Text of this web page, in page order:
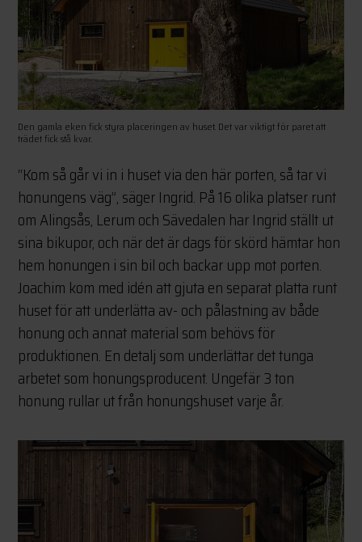
Den gamla eken fick styra placeringen av huset. Det var viktigt för paret att
trädet fick stå kvar.
“Kom så går vi in i huset via den här porten, så tar vi
honungens väg”, säger Ingrid. På 16 olika platser runt
om Alingsås, Lerum och Sävedalen har Ingrid ställt ut
sina bikupor, och när det är dags för skörd hämtar hon
hem honungen i sin bil och backar upp mot porten.
Joachim kom med idén att gjuta en separat platta runt
huset för att underlätta av- och pålastning av både
honung och annat material som behövs för
produktionen. En detalj som underlättar det tunga
arbetet som honungsproducent. Ungefär 3 ton
honung rullar ut från honungshuset varje år.